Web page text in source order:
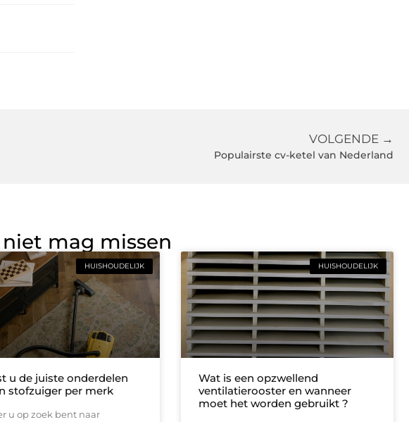
VOLGENDE →
Populairste cv-ketel van Nederland
mag missen
HUISHOUDELIJK
u de juiste onderdelen
stofzuiger per merk
u op zoek bent naar
HUISHOUDELIJK
Wat is een opzwellend
ventilatierooster en wanneer
moet het worden gebruikt ?